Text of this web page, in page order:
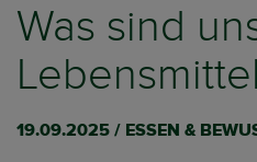
Was sind
19.09.2025 / ESSEN &